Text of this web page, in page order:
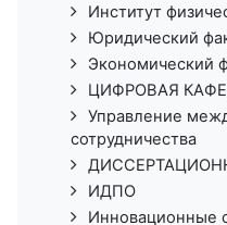
Институт
Юридический
Экономический
ЦИФРОВАЯ
Управление
сотрудничества
ИДПО
Инновационные